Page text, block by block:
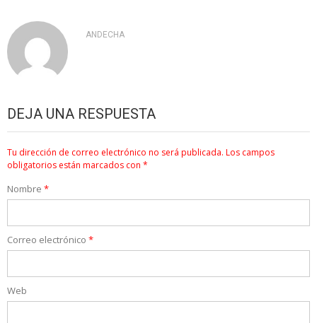
ANDECHA
DEJA UNA RESPUESTA
Tu dirección de correo electrónico no será publicada. Los campos
obligatorios están marcados con *
Nombre *
Correo electrónico *
Web